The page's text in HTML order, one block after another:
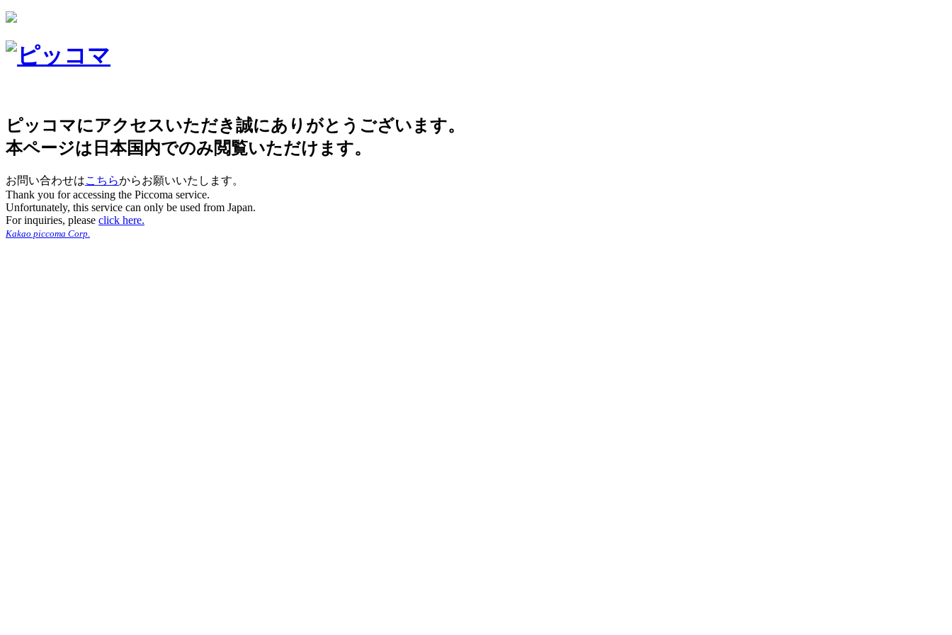
ピッコマにアクセスいただき誠にありがとうございます。
本ページは日本国内でのみ閲覧いただけます。
お問い合わせはこちらからお願いいたします。
Thank you for accessing the Piccoma service.
Unfortunately, this service can only be used from Japan.
For inquiries, please click here.
Kakao piccoma Corp.